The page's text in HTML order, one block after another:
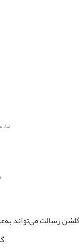
رسالت می‌تواند